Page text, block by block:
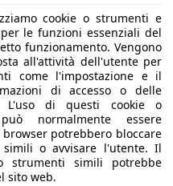
cookie o strumenti e
le funzioni essenziali del
funzionamento. Vengono
all'attività dell'utente per
come l'impostazione e il
di accesso o delle
L'uso di questi cookie o
normalmente essere
potrebbero bloccare
o avvisare l'utente. Il
strumenti simili potrebbe
sito web.